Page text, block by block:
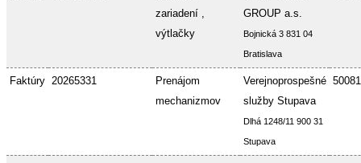
zariadení ,
výtlačky
GROUP a.s.
Bojnická 3 831 04
Bratislava
Faktúry 20265331
Prenájom
mechanizmov
Verejnoprospešné
služby Stupava
Dlhá 1248/11 900 31
Stupava